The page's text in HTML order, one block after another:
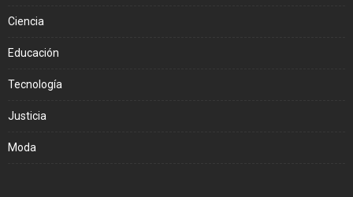
Ciencia
Educación
Tecnología
Justicia
Moda